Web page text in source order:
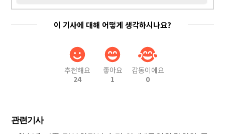
이 기사에 대해 어떻게 생각하시나요?
추천해요
24
좋아요
1
감동이에요
0
관련기사